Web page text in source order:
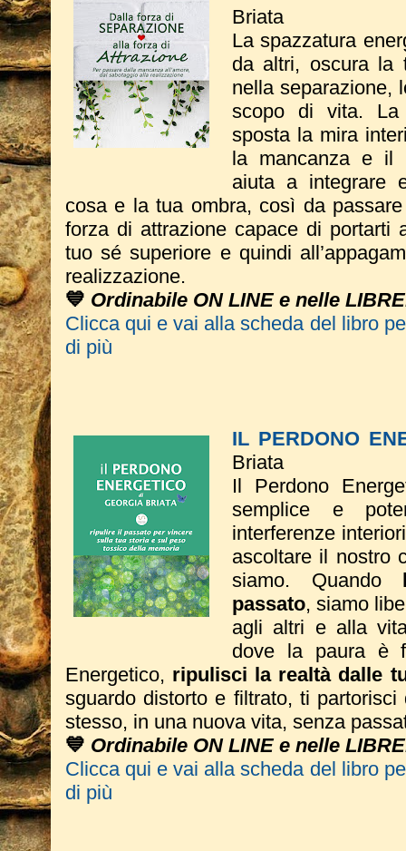
Briata
La spazzatura
da altri, oscura la
nella separazione,
scopo di vita. La
sposta la mira
la mancanza e il
aiuta a integrare
cosa e la tua ombra, così da
forza di attrazione capace di portarti
tuo sé superiore e quindi
realizzazione.
💙 Ordinabile ON LINE e nelle
Clicca qui e vai alla scheda del libro
di più
IL PERDONO
Briata
Il Perdono
semplice e
interferenze
ascoltare il nostro
siamo. Quando
passato, siamo
agli altri e alla
dove la paura è
Energetico, ripulisci la realtà dalle
sguardo distorto e filtrato, ti
stesso, in una nuova vita, senza
💙 Ordinabile ON LINE e nelle
Clicca qui e vai alla scheda del libro
di più